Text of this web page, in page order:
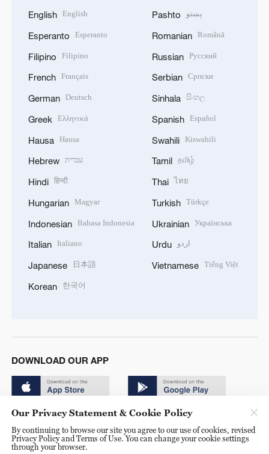
English English
Esperanto Esperanto
Filipino Filipino
French Français
German Deutsch
Greek Ελληνικά
Hausa Hausa
Hebrew עברית
Hindi हिन्दी
Hungarian Magyar
Indonesian Bahasa Indonesia
Italian Italiano
Japanese 日本語
Korean 한국어
Pashto پښتو
Romanian Română
Russian Русский
Serbian Српски
Sinhala සිංහල
Spanish Español
Swahili Kiswahili
Tamil தமிழ்
Thai ไทย
Turkish Türkçe
Ukrainian Українська
Urdu اردو
Vietnamese Tiếng Việt
DOWNLOAD OUR APP
© China Radio International.CRI. All Rights Reserved. 16A
Our Privacy Statement & Cookie Policy
By continuing to browse our site you agree to our use of cookies, revised
Privacy Policy and Terms of Use. You can change your cookie settings
through your browser.